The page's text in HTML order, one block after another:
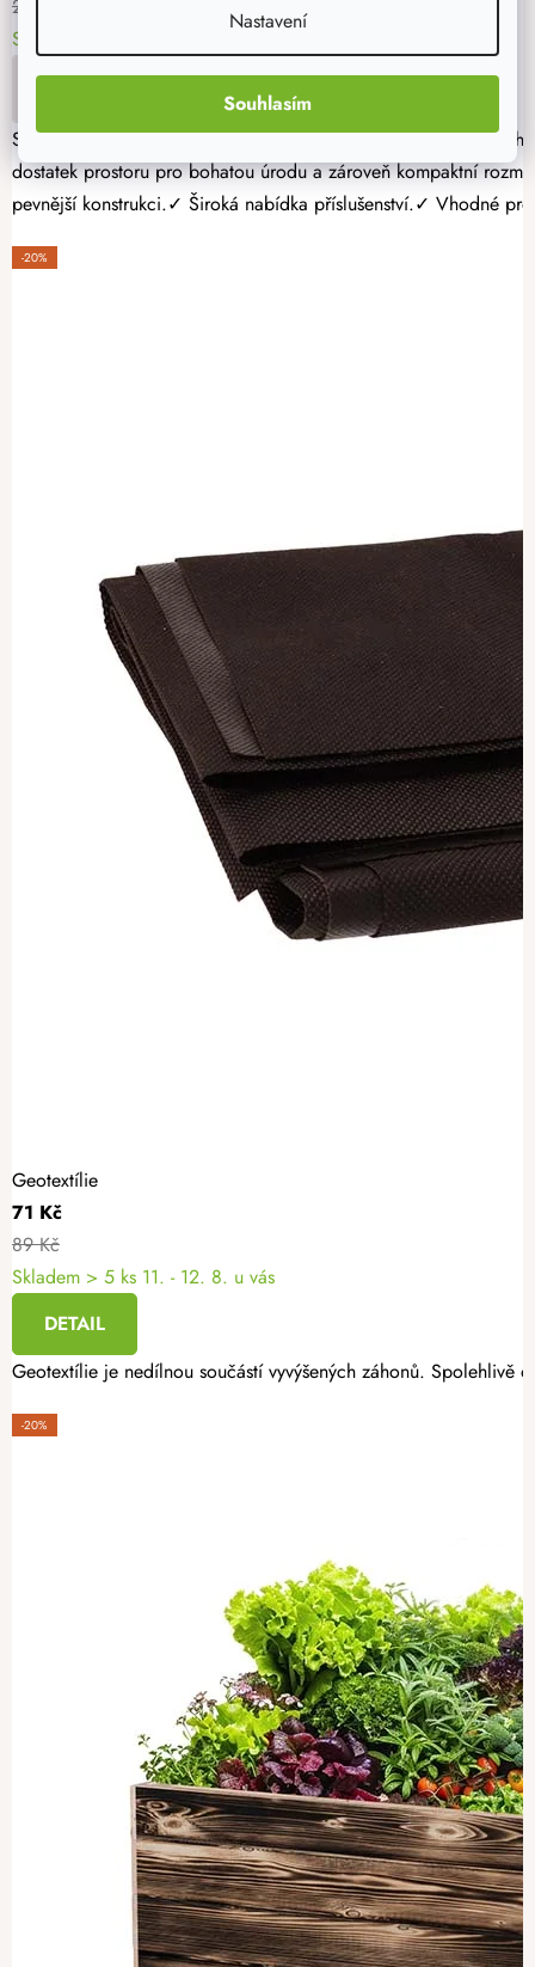
Nastavení
Souhlasím
2 090 Kč
Skladem > 10 ks
Severský smrk s méně suky 100% přírodní materiál Čtyřstranně hoblovaný masiv Pěstujte vlastní zeleninu, bylinky nebo jahody jednoduše a s radostí. Dřevěný vyvýšený záhon 120 × 60 × 60 cm nabízí
dostatek prostoru pro bohatou úrodu a zároveň kompaktní
pevnější konstrukci.✓ Široká nabídka příslušenství.✓ Vhodné
-20%
Geotextílie
71 Kč
89 Kč
Skladem > 5 ks 11. - 12. 8. u vás
DETAIL
Geotextílie je nedílnou součástí vyvýšených záhonů.
-20%